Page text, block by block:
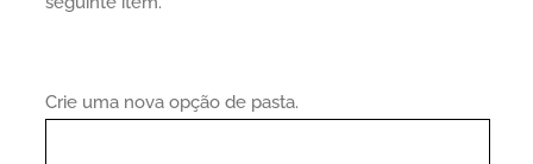
Crie uma nova opção de pasta.